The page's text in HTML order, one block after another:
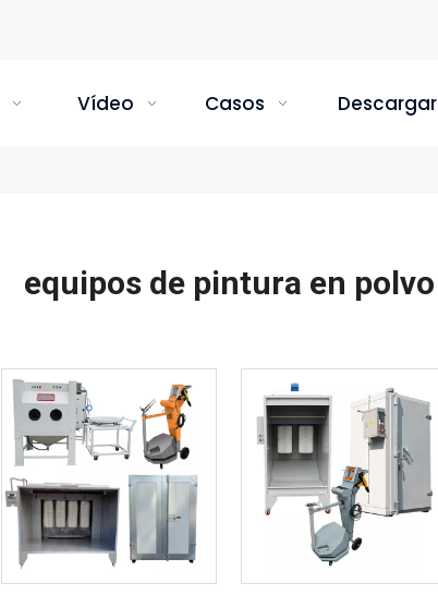
Vídeo Casos Descargar
equipos de pintura en polvo